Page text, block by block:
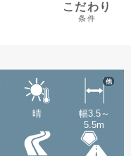
こだわり
条件
晴
幅3.5～
5.5m
他